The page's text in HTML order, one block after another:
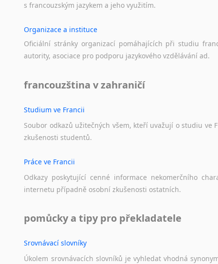
s francouzským jazykem a jeho využitím.
Organizace a instituce
Oficiální stránky organizací pomáhajících při studiu
autority, asociace pro podporu jazykového vzdělávání ad.
francouzština v zahraničí
Studium ve Francii
Soubor odkazů užitečných všem, kteří uvažují o studiu ve
zkušenosti studentů.
Práce ve Francii
Odkazy poskytující cenné informace nekomerčního
internetu případně osobní zkušenosti ostatních.
pomůcky a tipy pro překladatele
Srovnávací slovníky
Úkolem srovnávacích slovníků je vyhledat vhodná